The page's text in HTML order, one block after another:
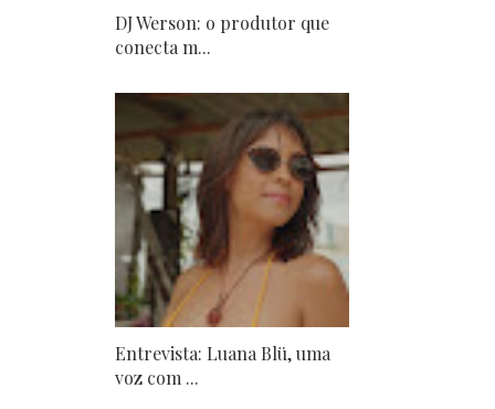
DJ Werson: o produtor que
conecta m...
Entrevista: Luana Blü, uma
voz com ...